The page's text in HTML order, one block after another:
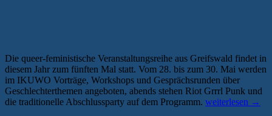
Die queer-feministische Veranstaltungsreihe aus Greifswald findet in
diesem Jahr zum fünften Mal statt. Vom 28. bis zum 30. Mai werden
im IKUWO Vorträge, Workshops und Gesprächsrunden über
Geschlechterthemen angeboten, abends stehen Riot Grrrl Punk und
die traditionelle Abschlussparty auf dem Programm. „Gender
weiterlesen →